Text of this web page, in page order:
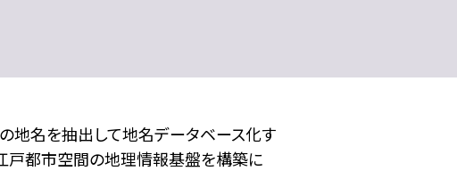
地名を抽出して地名データベース化す
戸都市空間の地理情報基盤を構築に